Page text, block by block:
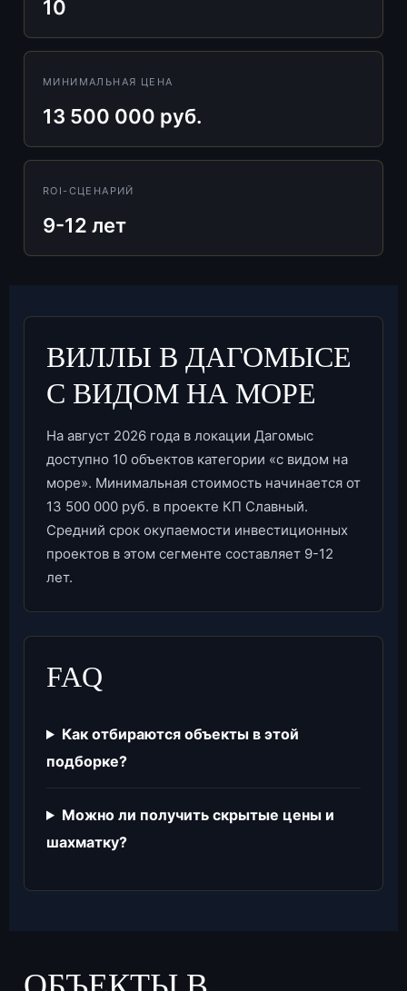
10
МИНИМАЛЬНАЯ ЦЕНА
13 500 000 руб.
ROI-СЦЕНАРИЙ
9-12 лет
ВИЛЛЫ В ДАГОМЫСЕ
С ВИДОМ НА МОРЕ
На август 2026 года в локации Дагомыс
доступно 10 объектов категории «с видом на
море». Минимальная стоимость начинается от
13 500 000 руб. в проекте КП Славный.
Средний срок окупаемости инвестиционных
проектов в этом сегменте составляет 9-12
лет.
FAQ
Как отбираются объекты в этой
подборке?
Можно ли получить скрытые цены и
шахматку?